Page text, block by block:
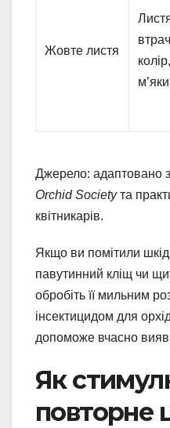
Жовте листя
Джерело: адаптовано
Orchid Societyта
квітникарів.
Якщо ви помітили
павутинний кліщ чи
обробіть її мильним
інсектицидом для
допоможе вчасно
Як
повторне